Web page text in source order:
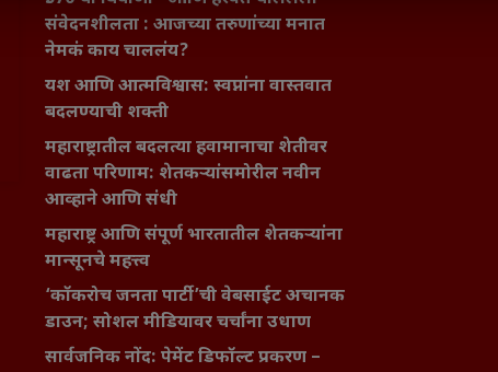
संवेदनशीलता : आजच्या तरुणांच्या मनात
नेमकं काय चाललंय?
यश आणि आत्मविश्वास: स्वप्नांना वास्तवात
बदलण्याची शक्ती
महाराष्ट्रातील बदलत्या हवामानाचा शेतीवर
वाढता परिणाम: शेतकऱ्यांसमोरील नवीन
आव्हाने आणि संधी
महाराष्ट्र आणि संपूर्ण भारतातील शेतकऱ्यांना
मान्सूनचे महत्त्व
‘कॉकरोच जनता पार्टी’ची वेबसाईट अचानक
डाउन; सोशल मीडियावर चर्चांना उधाण
सार्वजनिक नोंद: पेमेंट डिफॉल्ट प्रकरण –